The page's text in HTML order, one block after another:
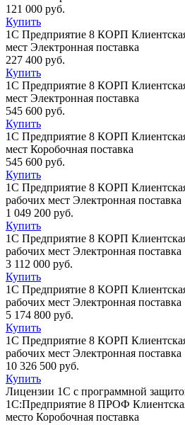
121 000 руб.
Купить
1С Предприятие 8 КОРП
мест Электронная поставка
227 400 руб.
Купить
1С Предприятие 8 КОРП
мест Электронная поставка
545 600 руб.
Купить
1С Предприятие 8 КОРП
мест Коробочная поставка
545 600 руб.
Купить
1С Предприятие 8 КОРП
рабочих мест Электронная поставка
1 049 200 руб.
Купить
1С Предприятие 8 КОРП
рабочих мест Электронная поставка
3 112 000 руб.
Купить
1С Предприятие 8 КОРП
рабочих мест Электронная поставка
5 174 800 руб.
Купить
1С Предприятие 8 КОРП
рабочих мест Электронная поставка
10 326 500 руб.
Купить
Лицензии 1С с программной
1С:Предприятие 8 ПРОФ
место Коробочная поставка